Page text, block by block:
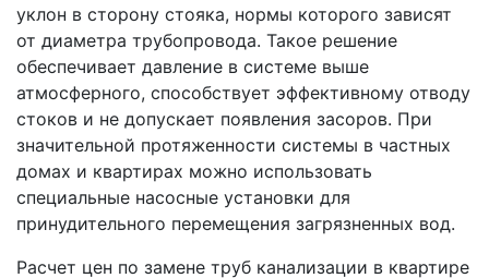
уклон в сторону стояка, нормы которого зависят
от диаметра трубопровода. Такое решение
обеспечивает давление в системе выше
атмосферного, способствует эффективному отводу
стоков и не допускает появления засоров. При
значительной протяженности системы в частных
домах и квартирах можно использовать
специальные насосные установки для
принудительного перемещения загрязненных вод.
Расчет цен по замене труб канализации в квартире